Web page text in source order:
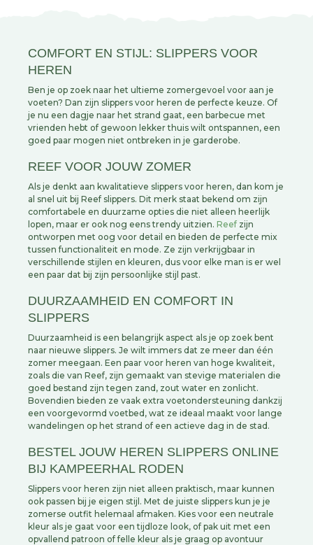
COMFORT EN STIJL: SLIPPERS VOOR
HEREN
Ben je op zoek naar het ultieme zomergevoel voor aan je
voeten? Dan zijn slippers voor heren de perfecte keuze. Of
je nu een dagje naar het strand gaat, een barbecue met
vrienden hebt of gewoon lekker thuis wilt ontspannen, een
goed paar mogen niet ontbreken in je garderobe.
REEF VOOR JOUW ZOMER
Als je denkt aan kwalitatieve slippers voor heren, dan kom je
al snel uit bij Reef slippers. Dit merk staat bekend om zijn
comfortabele en duurzame opties die niet alleen heerlijk
lopen, maar er ook nog eens trendy uitzien. Reef zijn
ontworpen met oog voor detail en bieden de perfecte mix
tussen functionaliteit en mode. Ze zijn verkrijgbaar in
verschillende stijlen en kleuren, dus voor elke man is er wel
een paar dat bij zijn persoonlijke stijl past.
DUURZAAMHEID EN COMFORT IN
SLIPPERS
Duurzaamheid is een belangrijk aspect als je op zoek bent
naar nieuwe slippers. Je wilt immers dat ze meer dan één
zomer meegaan. Een paar voor heren van hoge kwaliteit,
zoals die van Reef, zijn gemaakt van stevige materialen die
goed bestand zijn tegen zand, zout water en zonlicht.
Bovendien bieden ze vaak extra voetondersteuning dankzij
een voorgevormd voetbed, wat ze ideaal maakt voor lange
wandelingen op het strand of een actieve dag in de stad.
BESTEL JOUW HEREN SLIPPERS ONLINE
BIJ KAMPEERHAL RODEN
Slippers voor heren zijn niet alleen praktisch, maar kunnen
ook passen bij je eigen stijl. Met de juiste slippers kun je je
zomerse outfit helemaal afmaken. Kies voor een neutrale
kleur als je gaat voor een tijdloze look, of pak uit met een
opvallend patroon of felle kleur als je graag op avontuur